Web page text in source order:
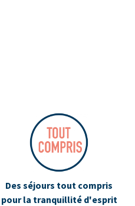
Des séjours tout compris
pour la tranquillité d'esprit